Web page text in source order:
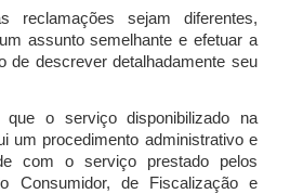
reclamações sejam diferentes,
assunto semelhante e efetuar a
de descrever detalhadamente seu
que o serviço disponibilizado na
um procedimento administrativo e
com o serviço prestado pelos
Consumidor, de Fiscalização e